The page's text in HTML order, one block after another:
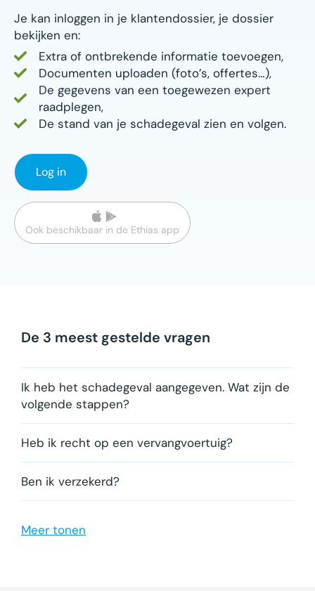
Je kan inloggen in je klantendossier, je dossier
bekijken en:
Extra of ontbrekende informatie toevoegen,
Documenten uploaden (foto’s, offertes…),
De gegevens van een toegewezen expert
raadplegen,
De stand van je schadegeval zien en volgen.
Log in
Ook beschikbaar in de Ethias app
De 3 meest gestelde vragen
Ik heb het schadegeval aangegeven. Wat zijn de
volgende stappen?
Heb ik recht op een vervangvoertuig?
Ben ik verzekerd?